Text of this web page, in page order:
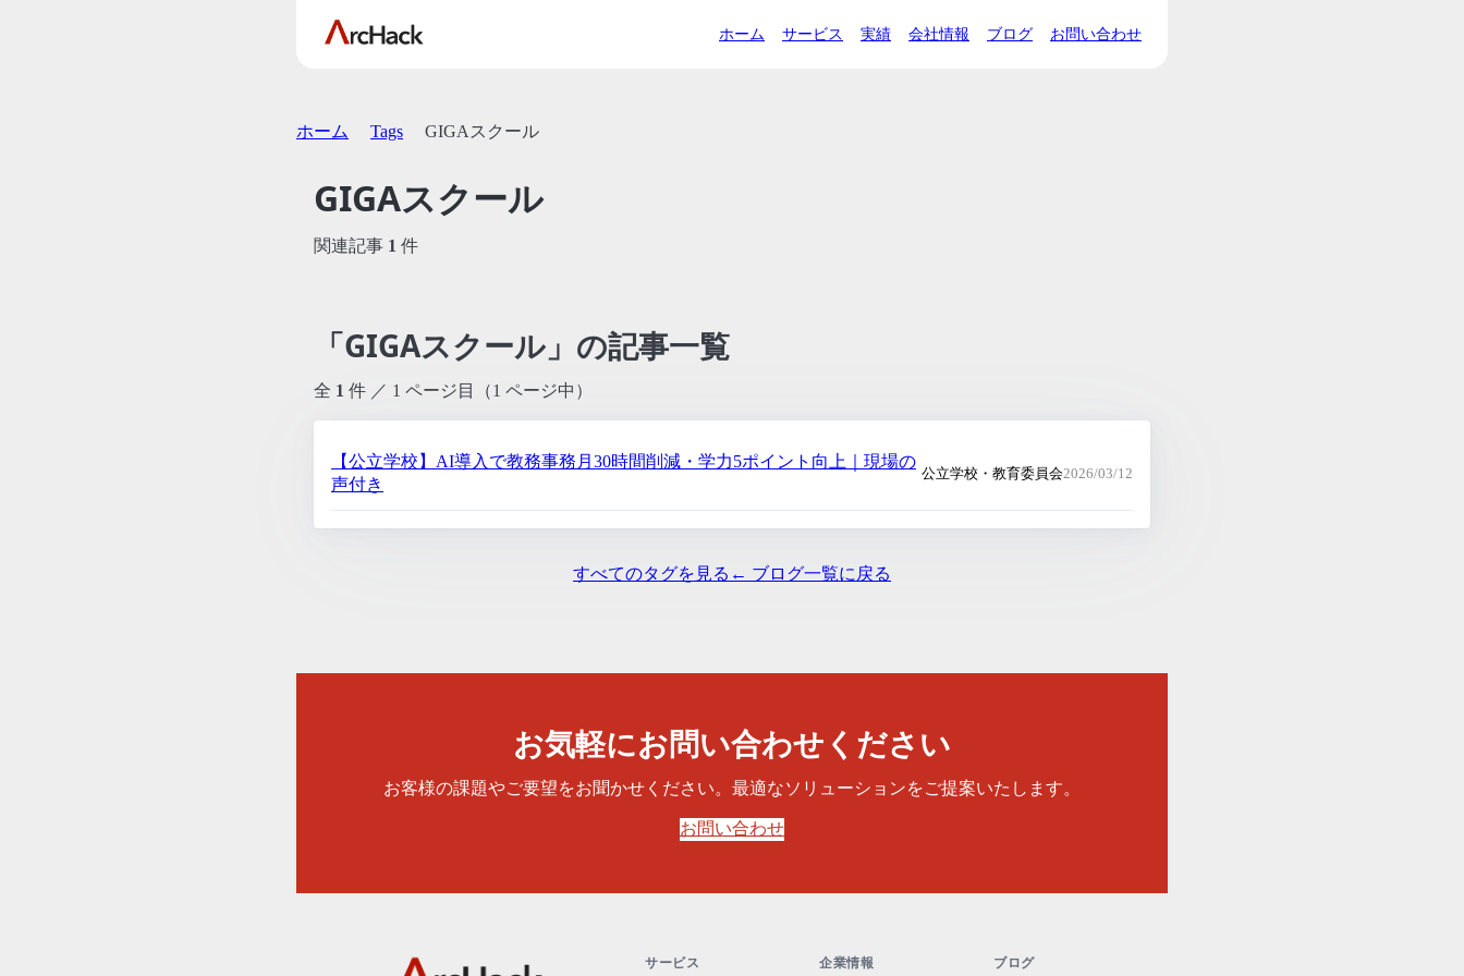
ホーム サービス 実績 会社情報 ブログ お問い合わせ
ホーム Tags GIGAスクール
GIGAスクール
関連記事 1 件
「GIGAスクール」の記事一覧
全 1 件 ／ 1 ページ目（1 ページ中）
【公立学校】AI導入で教務事務月30時間削減・学力5ポイント向上｜現場の
声付き
公立学校・教育委員会2026/03/12
すべてのタグを見る ← ブログ一覧に戻る
お気軽にお問い合わせください
お客様の課題やご要望をお聞かせください。最適なソリューションをご提案いたします。
お問い合わせ
サービス 企業情報 ブログ